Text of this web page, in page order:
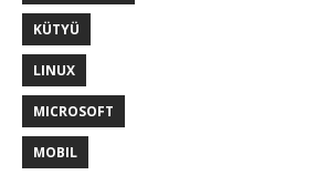
KÜTYÜ
LINUX
MICROSOFT
MOBIL